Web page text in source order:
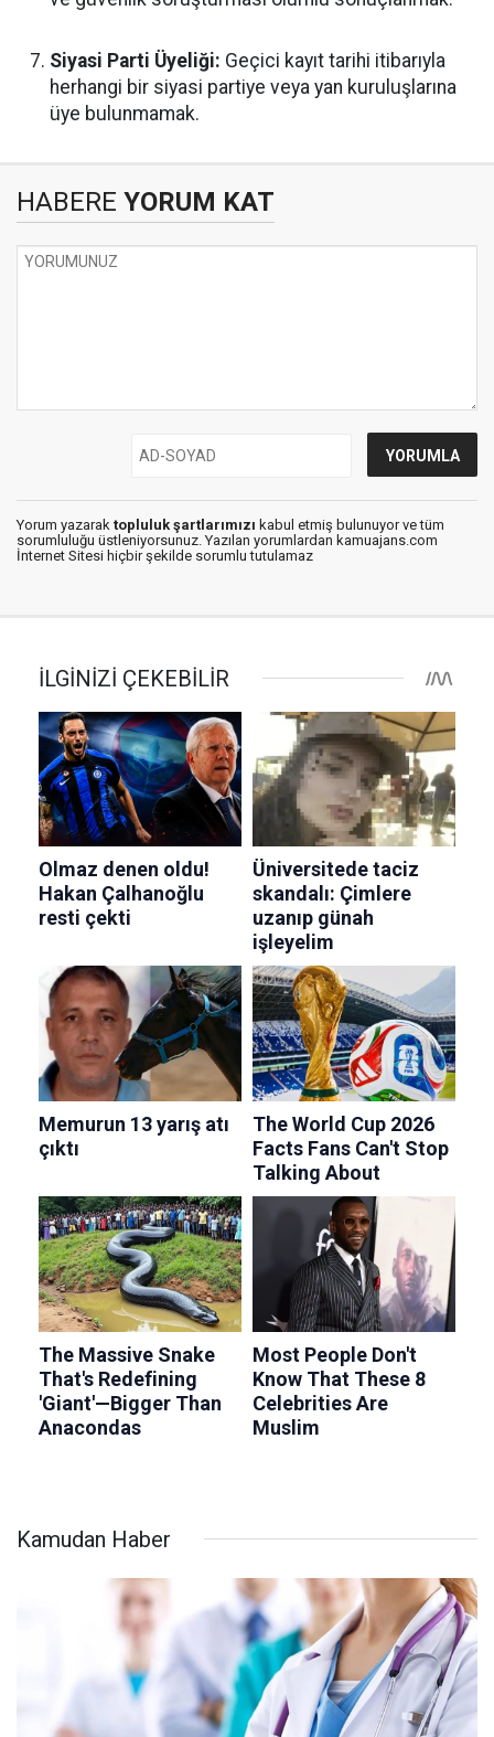
Siyasi Parti Üyeliği: Geçici kayıt tarihi itibarıyla
herhangi bir siyasi partiye veya yan kuruluşlarına
üye bulunmamak.
HABERE YORUM KAT
Yorum yazarak topluluk şartlarımızı kabul etmiş bulunuyor ve tüm
sorumluluğu üstleniyorsunuz. Yazılan yorumlardan kamuajans.com
İnternet Sitesi hiçbir şekilde sorumlu tutulamaz
Kamudan Haber